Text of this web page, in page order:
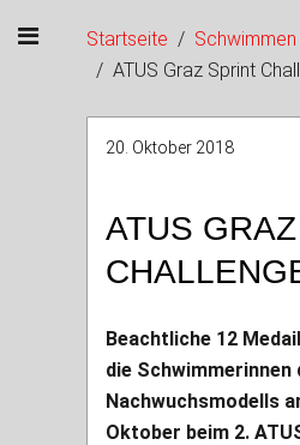
Startseite
Schwimmen
ATUS Graz Sprint
20. Oktober 2018
ATUS
Beachtliche 12
die Schwimmerinnen
Nachwuchsmodells
Oktober beim 2.